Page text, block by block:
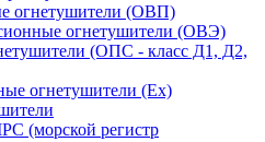
огнетушители (ОВП)
огнетушители (ОВЭ)
(ОПС - класс Д1, Д2,
огнетушители (Ex)
(морской регистр